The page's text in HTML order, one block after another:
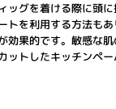
ッグを着ける際に頭
トを利用する方法も
効果的です。敏感な
ットしたキッチンペ